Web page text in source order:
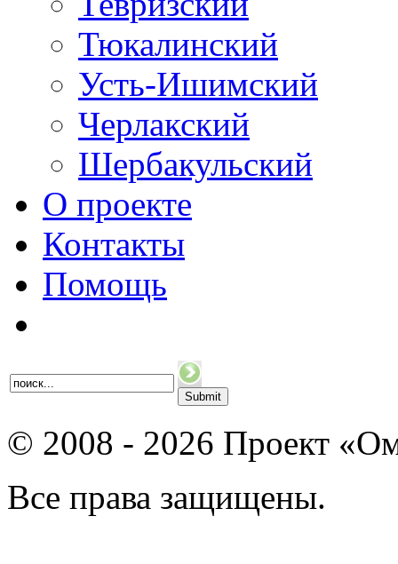
Тюкалинский
Усть-Ишимский
Черлакский
Шербакульский
О проекте
Контакты
Помощь
© 2008 - 2026 Проект
Все права защищены.